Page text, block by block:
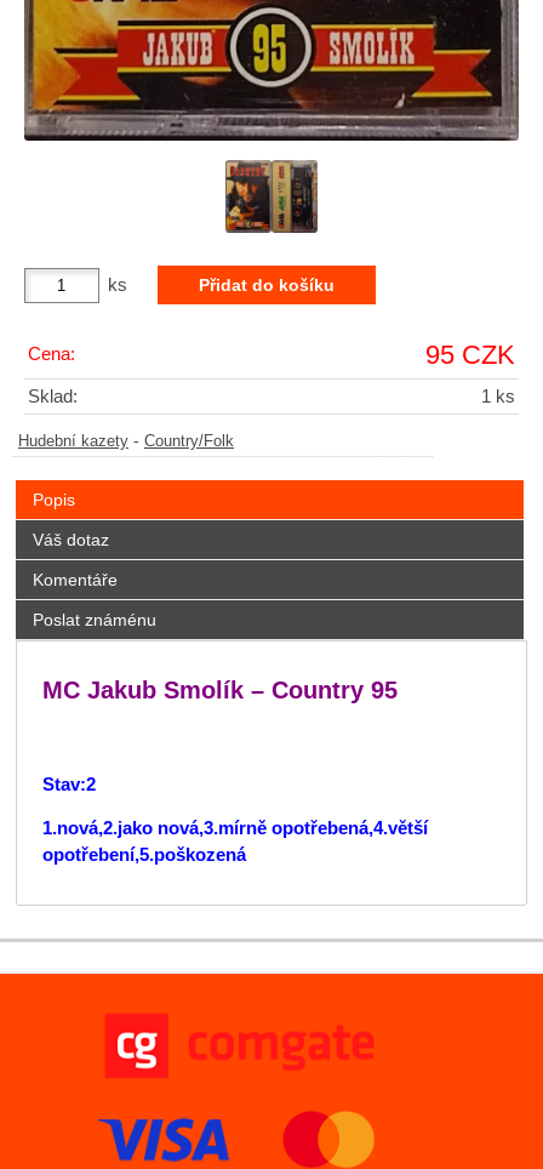
ks
Cena: 95 CZK
Sklad: 1 ks
Hudební kazety - Country/Folk
Popis
Váš dotaz
Komentáře
Poslat známénu
MC Jakub Smolík – Country 95
Stav:2
1.nová,2.jako nová,3.mírně opotřebená,4.větší
opotřebení,5.poškozená